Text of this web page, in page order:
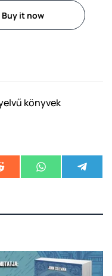
Buy it now
könyvek